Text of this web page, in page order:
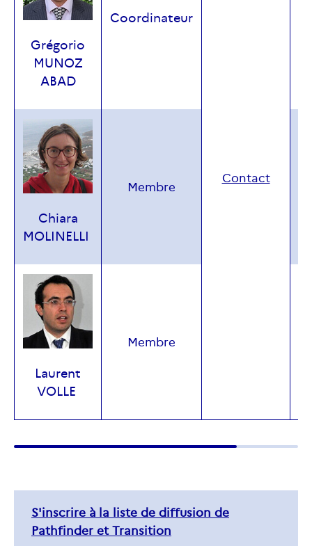
Grégorio
MUNOZ
ABAD
Coordinateur
Contact
Chiara
MOLINELLI
Membre
Laurent
VOLLE
Membre
S'inscrire à la liste de diffusion de
Pathfinder et Transition